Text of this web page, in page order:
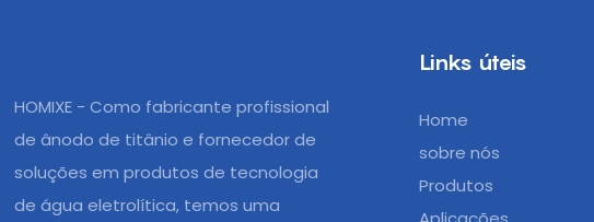
HOMIXE - Como fabricante profissional
de ânodo de titânio e fornecedor de
soluções em produtos de tecnologia
de água eletrolítica, temos uma
Links úteis
Home
sobre nós
Produtos